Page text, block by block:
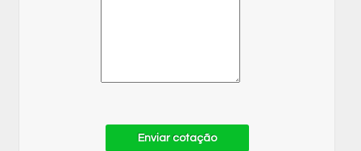
Enviar cotação